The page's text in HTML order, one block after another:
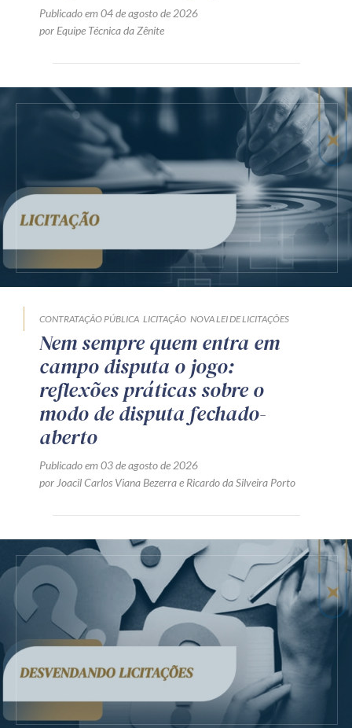
Publicado em 04 de agosto de 2026
por Equipe Técnica da Zênite
CONTRATAÇÃO PÚBLICA LICITAÇÃO NOVA LEI DE LICITAÇÕES
Nem sempre quem entra em
campo disputa o jogo:
reflexões práticas sobre o
modo de disputa fechado-
aberto
Publicado em 03 de agosto de 2026
por Joacil Carlos Viana Bezerrae Ricardo da Silveira Porto